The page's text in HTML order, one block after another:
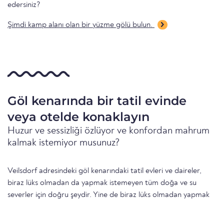
edersiniz?
Şimdi kamp alanı olan bir yüzme gölü bulun.
Göl kenarında bir tatil evinde
veya otelde konaklayın
Huzur ve sessizliği özlüyor ve konfordan mahrum
kalmak istemiyor musunuz?
Veilsdorf adresindeki göl kenarındaki tatil evleri ve daireler,
biraz lüks olmadan da yapmak istemeyen tüm doğa ve su
severler için doğru şeydir. Yine de biraz lüks olmadan yapmak